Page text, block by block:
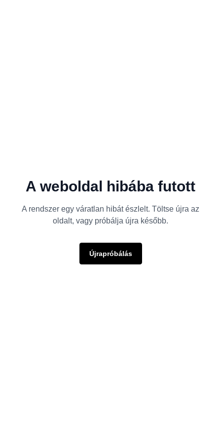
A weboldal hibába futott
A rendszer egy váratlan hibát észlelt. Töltse újra az
oldalt, vagy próbálja újra később.
Újrapróbálás